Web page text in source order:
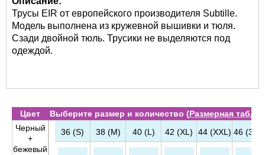
Трусы EIR от европейского производителя Subtille.
Модель выполнена из кружевной вышивки и тюля.
Сзади двойной тюль. Трусики не выделяются под
одеждой.
Цвет Выберите размер и количество (Размерная
Черный
+
бежевый
36 (S) 38 (M) 40 (L) 42 (XL) 44 (XXL) 46